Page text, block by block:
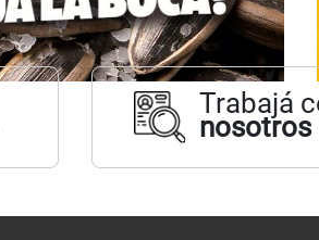
Trabajá
nosotros